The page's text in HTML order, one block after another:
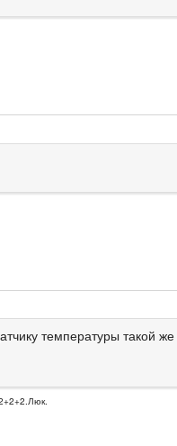
температуры такой же